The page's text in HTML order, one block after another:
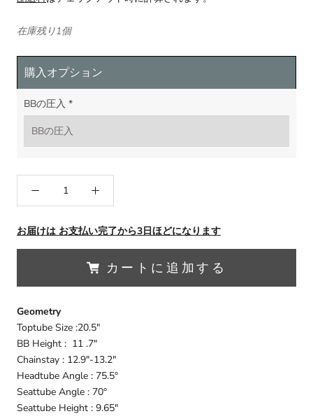
在庫残り1個
購入オプション
BBの圧入 *
お届けは お支払い完了から3日ほどになります
カートに追加する
Geometry
Toptube Size :20.5"
BB Height : 11 .7"
Chainstay : 12.9"-13.2"
Headtube Angle : 75.5°
Seattube Angle : 70°
Seattube Height : 9.65"